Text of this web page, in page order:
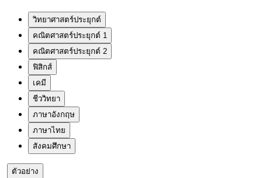
วิทยาศาสตร์ประยุกต์
คณิตศาสตร์ประยุกต์ 1
คณิตศาสตร์ประยุกต์ 2
ฟิสิกส์
เคมี
ชีววิทยา
ภาษาอังกฤษ
ภาษาไทย
สังคมศึกษา
ตัวอย่าง